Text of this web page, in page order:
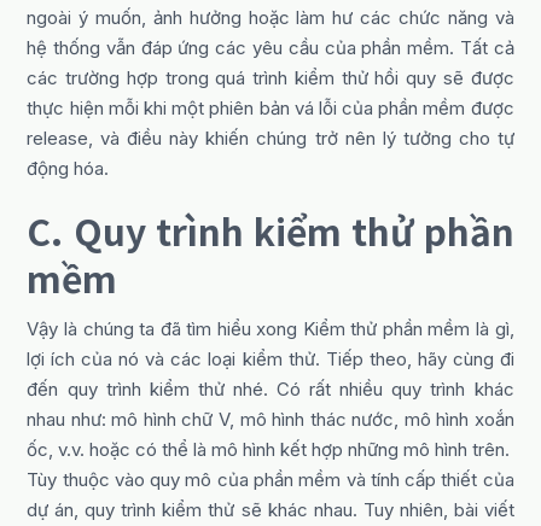
ngoài ý muốn, ảnh hưởng hoặc làm hư các chức năng và
hệ thống vẫn đáp ứng các yêu cầu của phần mềm. Tất cả
các trường hợp trong quá trình kiểm thử hồi quy sẽ được
thực hiện mỗi khi một phiên bản vá lỗi của phần mềm được
release, và điều này khiến chúng trở nên lý tưởng cho tự
động hóa.
C. Quy trình kiểm thử phần
mềm
Vậy là chúng ta đã tìm hiểu xong Kiểm thử phần mềm là gì,
lợi ích của nó và các loại kiểm thử. Tiếp theo, hãy cùng đi
đến quy trình kiểm thử nhé. Có rất nhiều quy trình khác
nhau như: mô hình chữ V, mô hình thác nước, mô hình xoắn
ốc, v.v. hoặc có thể là mô hình kết hợp những mô hình trên.
Tùy thuộc vào quy mô của phần mềm và tính cấp thiết của
dự án, quy trình kiểm thử sẽ khác nhau. Tuy nhiên, bài viết